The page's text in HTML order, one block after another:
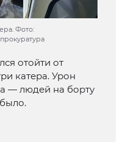
Фото:
отойти от
катера. Урон
— людей на борту